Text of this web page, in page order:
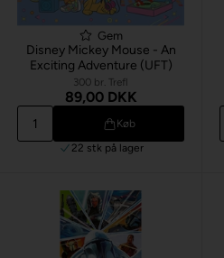
Gem
Disney Mickey Mouse - An
Exciting Adventure (UFT)
300 br. Trefl
89,00 DKK
Køb
22 stk på lager